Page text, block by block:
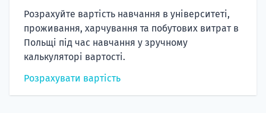
Розрахуйте вартість навчання в університеті,
проживання, харчування та побутових витрат в
Польщі під час навчання у зручному
калькуляторі вартості.
Розрахувати вартість